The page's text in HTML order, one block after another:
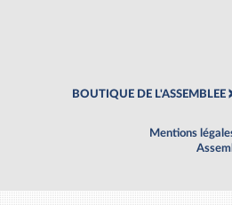
BOUTIQUE DE L'ASSEMBLEE
Mentions